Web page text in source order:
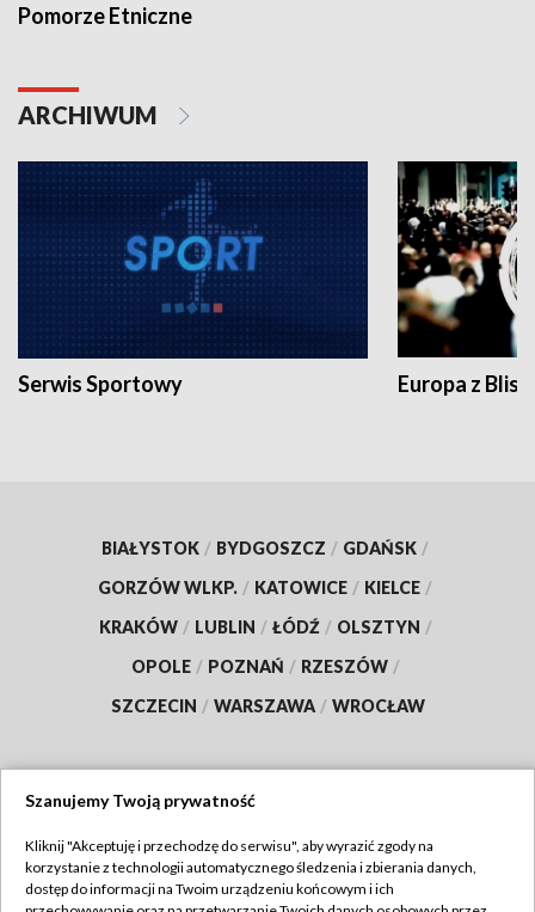
Pomorze Etniczne
ARCHIWUM
Serwis Sportowy Europa z
BIAŁYSTOK / BYDGOSZCZ / GDAŃSK /
GORZÓW WLKP. / KATOWICE / KIELCE /
KRAKÓW / LUBLIN / ŁÓDŹ / OLSZTYN /
OPOLE / POZNAŃ / RZESZÓW /
SZCZECIN / WARSZAWA / WROCŁAW
TVP
Szanujemy Twoją prywatność
Kliknij "Akceptuję i przechodzę do serwisu", aby wyrazić zgody na
korzystanie z technologii automatycznego śledzenia i zbierania danych,
dostęp do informacji na Twoim urządzeniu końcowym i ich